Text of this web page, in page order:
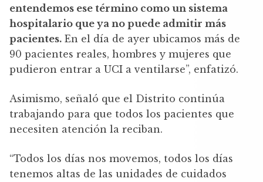
entendemos ese término como un sistema
hospitalario que ya no puede admitir más
pacientes. En el día de ayer ubicamos más de
90 pacientes reales, hombres y mujeres que
pudieron entrar a UCI a ventilarse”, enfatizó.
Asimismo, señaló que el Distrito continúa
trabajando para que todos los pacientes que
necesiten atención la reciban.
“Todos los días nos movemos, todos los días
tenemos altas de las unidades de cuidados